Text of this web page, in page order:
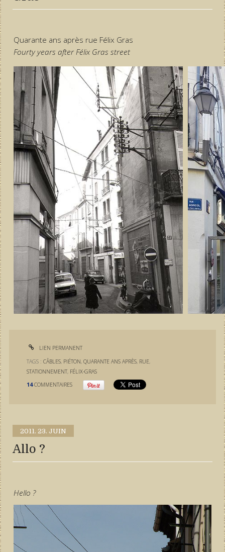
Quarante ans après rue Félix Gras
Fourty years after Félix Gras street
LIEN PERMANENT
TAGS :CÂBLES, PIÉTON,QUARANTE ANS APRÈS, RUE,
STATIONNEMENT, FÉLIX-GRAS
14 COMMENTAIRES
2011. 23. JUIN
Allo ?
Hello ?